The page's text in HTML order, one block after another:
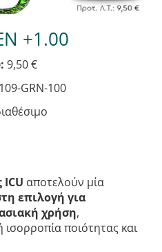
+1.00
9,50 €
GRN-100
αποτελούν μία
επιλογή για
χρήση,
ποιότητας και